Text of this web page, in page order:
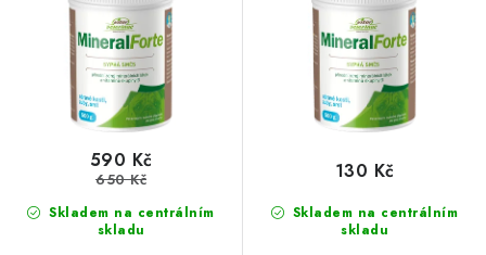
Skladem na centrálním
skladu
590 Kč
650 Kč
Skladem na centrálním
skladu
130 Kč